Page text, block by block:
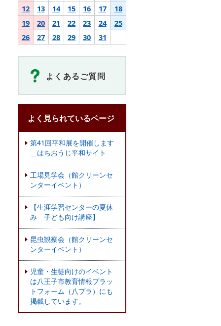
12 13 14 15 16 17
18
19
20 21 22 23 24
25
26
27 28 29 30 31
よくあるご質問
よく見られているページ
第41回平和展を開催します
＿はちおうじ平和サイト
工場見学会（館クリーンセ
ンターイベント）
【生涯学習センターの夏休
み 子ども向け講座】
昆虫観察会（館クリーンセ
ンターイベント）
児童・生徒向けのイベント
は八王子市教育情報プラッ
トフォーム（八プラ）にも
掲載しています。